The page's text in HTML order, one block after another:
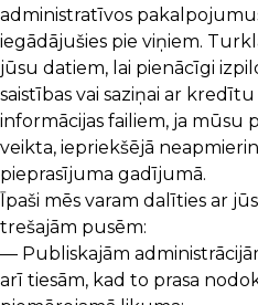
administratīvos
iegādājušies pie viņiem.
jūsu datiem, lai pienācīgi
saistības vai saziņai ar
informācijas failiem, ja mūsu
veikta, iepriekšējā
pieprasījuma gadījumā.
Īpaši mēs varam dalīties ar
trešajām pusēm:
— Publiskajām
arī tiesām, kad to prasa